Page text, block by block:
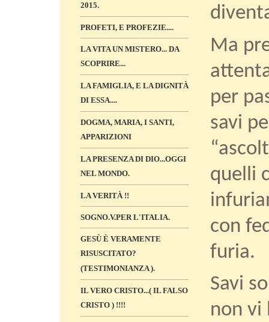
2015.
PROFETI, E PROFEZIE....
LA VITA UN MISTERO... DA
SCOPRIRE...
LA FAMIGLIA, E LA DIGNITÀ
DI ESSA....
DOGMA, MARIA, I SANTI,
APPARIZIONI
LA PRESENZA DI DIO...OGGI
NEL MONDO.
LA VERITÀ !!
SOGNO.V.PER L'ITALIA.
GESÙ È VERAMENTE
RISUSCITATO?
(TESTIMONIANZA ).
IL VERO CRISTO...( IL FALSO
CRISTO ) !!!!
Ma
per
savi
quelli
con
furia.
Savi
non vi